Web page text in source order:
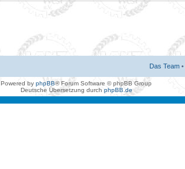
Das Team •
Powered by phpBB® Forum Software © phpBB Group
Deutsche Übersetzung durch phpBB.de